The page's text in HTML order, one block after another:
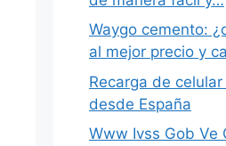
Waygo cemento:
al mejor precio y
Recarga de
desde España
Www Ivss Gob Ve